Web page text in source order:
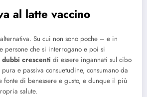
al latte vaccino
Su cui non sono poche – e in
persone che si interrogano e poi si
dubbi crescenti di essere ingannati sul cibo
e passiva consuetudine, consumano da
di benessere e gusto, e dunque il più
salute.